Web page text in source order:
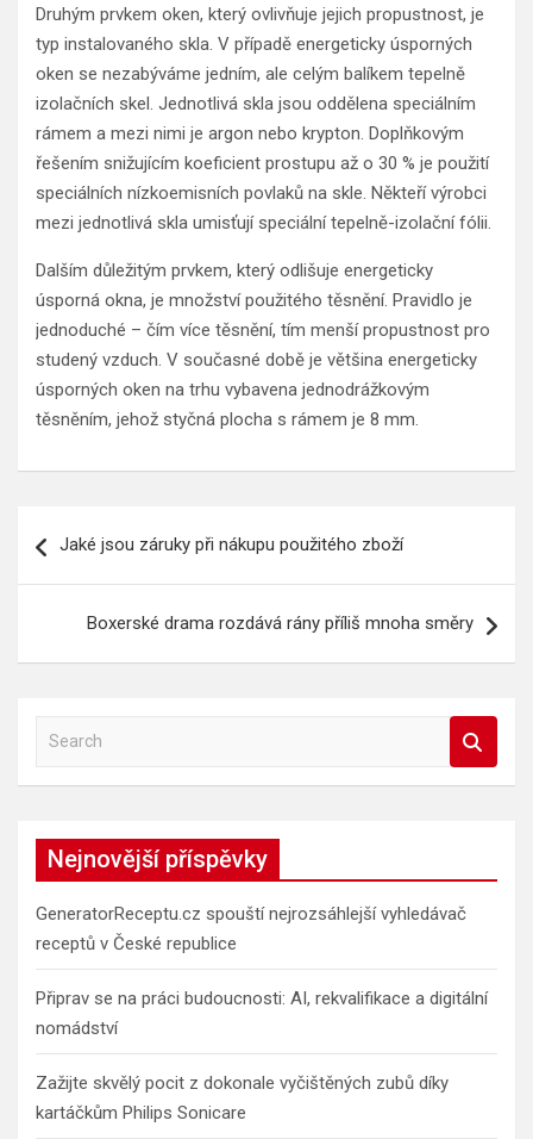
Druhým prvkem oken, který ovlivňuje jejich propustnost, je
typ instalovaného skla. V případě energeticky úsporných
oken se nezabýváme jedním, ale celým balíkem tepelně
izolačních skel. Jednotlivá skla jsou oddělena speciálním
rámem a mezi nimi je argon nebo krypton. Doplňkovým
řešením snižujícím koeficient prostupu až o 30 % je použití
speciálních nízkoemisních povlaků na skle. Někteří výrobci
mezi jednotlivá skla umisťují speciální tepelně-izolační fólii.
Dalším důležitým prvkem, který odlišuje energeticky
úsporná okna, je množství použitého těsnění. Pravidlo je
jednoduché – čím více těsnění, tím menší propustnost pro
studený vzduch. V současné době je většina energeticky
úsporných oken na trhu vybavena jednodrážkovým
těsněním, jehož styčná plocha s rámem je 8 mm.
proJaké jsou záruky při nákupu použitého zboží
Boxerské drama rozdává rány příliš mnoha směry
a
h
Nejnovější příspěvky
GeneratorReceptu.cz spouští nejrozsáhlejší vyhledávač
receptů v České republice
Připrav se na práci budoucnosti: AI, rekvalifikace a digitální
nomádství
Zažijte skvělý pocit z dokonale vyčištěných zubů díky
kartáčkům Philips Sonicare